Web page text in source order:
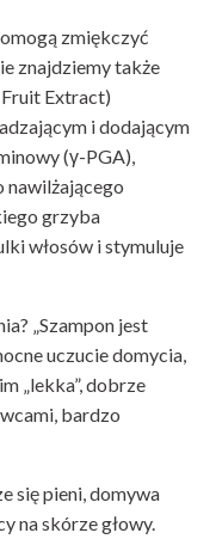
zmiękczyć
znajdziemy także
Fruit Extract)
i dodającym
(γ-PGA),
nawilżającego
grzyba
włosów i stymuluje
„Szampon jest
uczucie domycia,
„lekka”, dobrze
bardzo
się pieni, domywa
na skórze głowy.